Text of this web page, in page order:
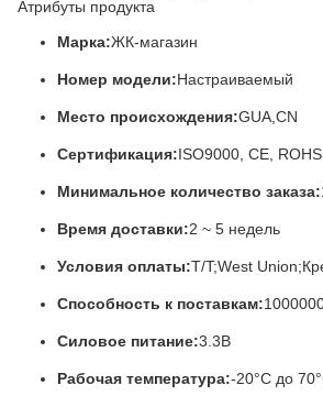
Атрибуты продукта
Марка:ЖК-магазин
Номер модели:Настраиваемый
Место происхождения:GUA,CN
Сертификация:ISO9000, CE, ROHS
Минимальное количество заказа:
Время доставки:2 ~ 5 недель
Условия оплаты:T/T;West
Способность к поставкам:
Силовое питание:3.3В
Рабочая температура:-20°C до